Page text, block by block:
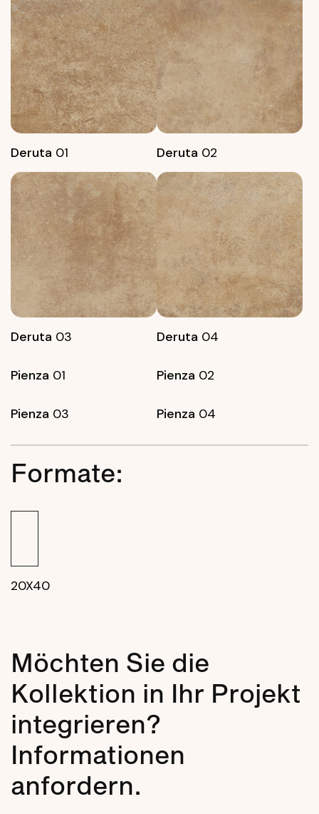
Deruta 01 Deruta 02
Deruta 03 Deruta 04
Pienza 01 Pienza 02
Pienza 03 Pienza 04
Formate:
20X40
Möchten Sie die
Kollektion in Ihr Projekt
integrieren?
Informationen
anfordern.